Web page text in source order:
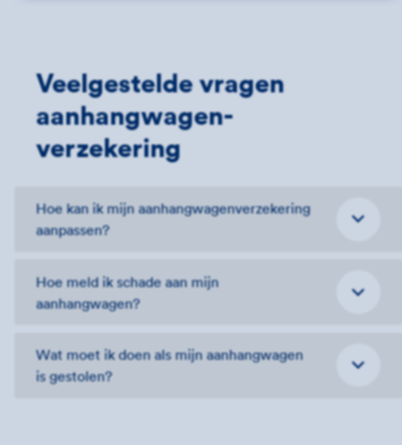
Veelgestelde vragen
aanhangwagen­
verzekering
Hoe kan ik mijn aanhangwagenverzekering
aanpassen?
Hoe meld ik schade aan mijn
aanhangwagen?
Wat moet ik doen als mijn aanhangwagen
is gestolen?